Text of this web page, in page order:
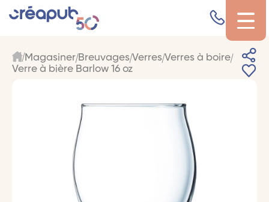
Magasiner Breuvages Verres Verres à boire
Verre à bière Barlow 16 oz